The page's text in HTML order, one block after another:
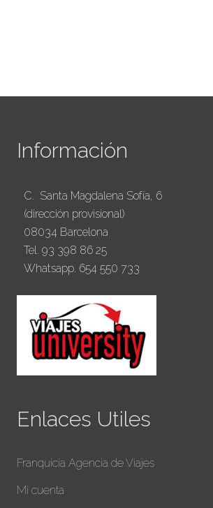
Información
C. Santa Magdalena Sofía, 6
(dirección provisional)
08034 Barcelona
Tel. 93 398 86 25
Whatsapp. 654 550 733
Enlaces Utiles
Franquicia Agencia de Viajes
Mi cuenta